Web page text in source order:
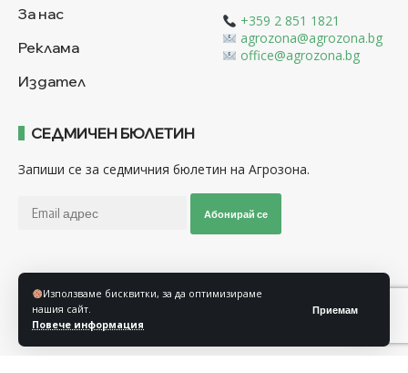
Използваме бисквитки, за да оптимизираме
нашия сайт.
Повече информация
Приемам
За нас
Реклама
Издател
+359 2 851 1821
agrozona@agrozona.bg
office@agrozona.bg
СЕДМИЧЕН БЮЛЕТИН
Запиши се за седмичния бюлетин на Агрозона.
Абонирай се
Последвайте ни